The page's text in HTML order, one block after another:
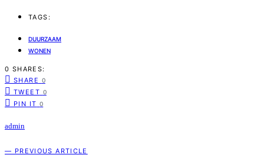
TAGS:
DUURZAAM
WONEN
0 SHARES:
SHARE 0
TWEET 0
PIN IT 0
admin
— PREVIOUS ARTICLE